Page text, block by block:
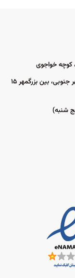
کوچه خواجوی
آدرس: مشهد، بلوارملک آباد(بلوارسجاد)، بزرگمهر جنوبی، بین بزرگمهر ۱۵